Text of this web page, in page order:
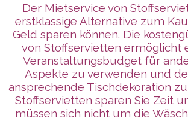
Der Mietservice von
erstklassige Alternative zum
Geld sparen können. Die
von Stoffservietten ermöglicht
Veranstaltungsbudget für
Aspekte zu verwenden und
ansprechende Tischdekoration
Stoffservietten sparen Sie Zeit
müssen sich nicht um die